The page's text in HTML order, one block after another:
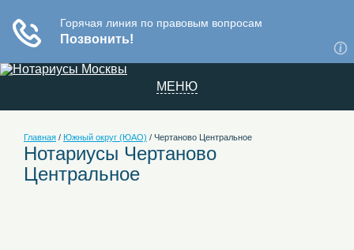
МЕНЮ
Главная / Южный округ (ЮАО) / Чертаново Центральное
Нотариусы Чертаново
Центральное